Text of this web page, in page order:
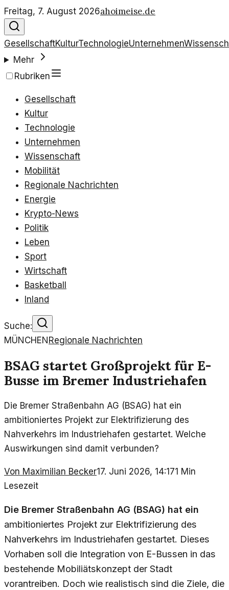
Freitag, 7. August 2026ahoimeise.de
GesellschaftKulturTechnologieUnternehmen
Mehr
Rubriken
Gesellschaft
Kultur
Technologie
Unternehmen
Wissenschaft
Mobilität
Regionale Nachrichten
Energie
Krypto-News
Politik
Leben
Sport
Wirtschaft
Basketball
Inland
Suche:
MÜNCHEN Regionale Nachrichten
BSAG startet Großprojekt für E-
Busse im Bremer Industriehafen
Die Bremer Straßenbahn AG (BSAG) hat ein
ambitioniertes Projekt zur Elektrifizierung des
Nahverkehrs im Industriehafen gestartet. Welche
Auswirkungen sind damit verbunden?
Von Maximilian Becker17. Juni 2026, 14:171 Min
Lesezeit
Die Bremer Straßenbahn AG (BSAG) hat ein
ambitioniertes Projekt zur Elektrifizierung des
Nahverkehrs im Industriehafen gestartet. Dieses
Vorhaben soll die Integration von E-Bussen in das
bestehende Mobiliätskonzept der Stadt
vorantreiben. Doch wie realistisch sind die Ziele, die